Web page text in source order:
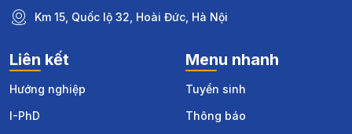
Km 15, Quốc lộ 32, Hoài Đức, Hà Nội
Liên kết
Hướng nghiệp
I-PhD
Menu nhanh
Tuyển sinh
Thông báo